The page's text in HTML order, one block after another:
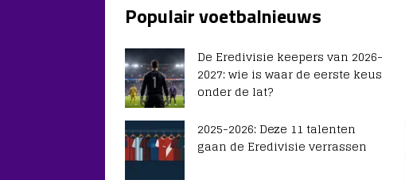
Populair voetbalnieuws
De Eredivisie keepers van 2026-
2027: wie is waar de eerste keus
onder de lat?
2025-2026: Deze 11 talenten
gaan de Eredivisie verrassen